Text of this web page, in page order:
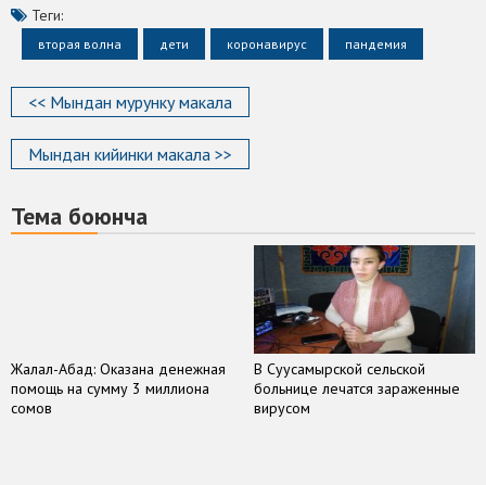
Теги:
вторая волна дети коронавирус пандемия
<< Мындан мурунку макала
Мындан кийинки макала >>
Тема боюнча
Жалал-Абад: Оказана денежная
помощь на сумму 3 миллиона
сомов
В Суусамырской сельской
больнице лечатся зараженные
вирусом